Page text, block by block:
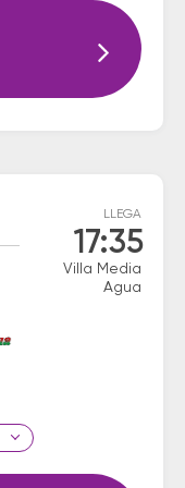
LLEGA
17:35
Villa Media
Agua